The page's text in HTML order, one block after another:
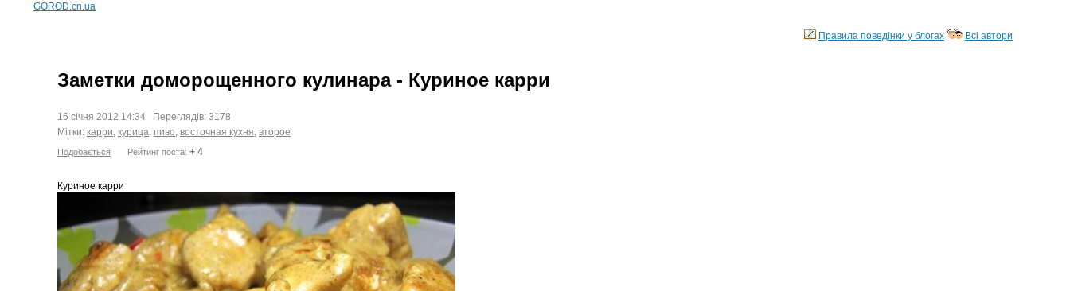
GOROD.cn.ua
Правила поведінки у блогах Всі автори
Заметки доморощенного кулинара - Куриное карри
16 січня 2012 14:34 Переглядів: 3178
Мітки: карри, курица, пиво, восточная кухня, второе
Подобається Рейтинг поста: + 4
Куриное карри